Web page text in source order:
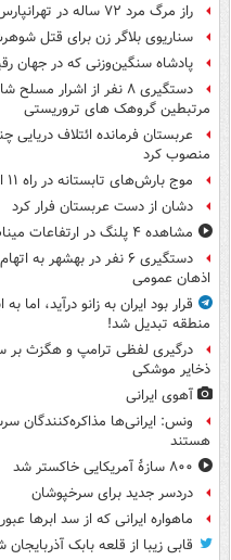
راز مرگ مرد ۷۲ ساله در تهرانپارس فاش شد
سناریوی بلاگر زن برای قتل
پادشاه سنگین‌وزنی که در جهان
دستگیری ۸ نفر از اشرار
مرتبطین گروهک های تروریستی
عربستان فرمانده ائتلاف دریایی
منصوب کرد
موج بارش‌های تابستانه در راه ۱۱ استان
دشان از دست عربستان فرار کرد
مشاهده ۴ پلنگ در ارتفاعات میناب
دستگیری ۶ نفر در بهشهر به
اذهان عمومی
قرار بود ایران به زانو درآید، اما
منطقه تبدیل شد!
درگیری لفظی ترامپ و هگزث بر
ذخایر موشکی
آهوی ایرانی
ونس: ایرانی‌ها مذاکره‌کنندگان
هستند
۸۰۰ سازۀ آمریکایی خاکستر شد
دردسر جدید برای سرخپوشان
ماهواره ایرانی که از سد ابرها
قابی زیبا از قلعه بابک